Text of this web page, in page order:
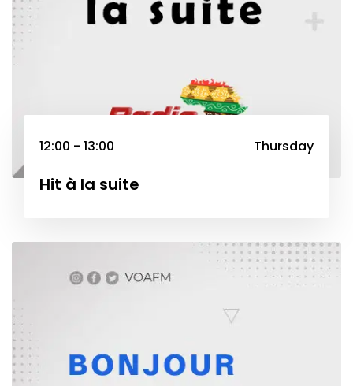
12:00 - 13:00 Thursday
Hit à la suite